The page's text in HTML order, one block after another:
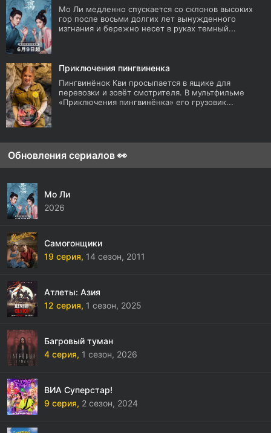
Мо Ли медленно спускается со склонов высоких
гор после восьми долгих лет вынужденного
изгнания и бережно несет в руках темный...
Приключения пингвиненка
Пингвинёнок Кви просыпается в ящике для
перевозки и зовёт смотрителя. В мультфильме
«Приключения пингвинёнка» его грузовик...
Обновления сериалов 👀
Мо Ли
2026
Самогонщики
19 серия, 14 сезон, 2011
Атлеты: Азия
12 серия, 1 сезон, 2025
Багровый туман
4 серия, 1 сезон, 2026
ВИА Суперстар!
9 серия, 2 сезон, 2024